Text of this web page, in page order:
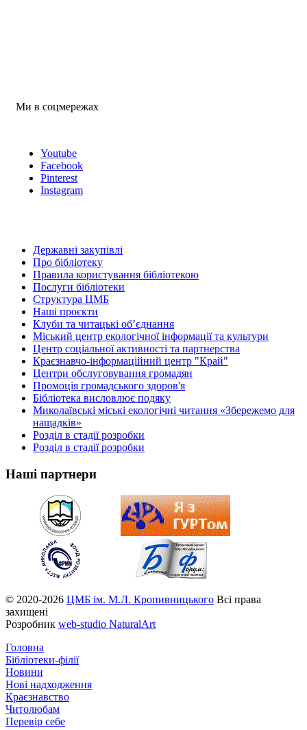
Ми в соцмережах
Youtube
Facebook
Pinterest
Instagram
Державні закупівлі
Про бібліотеку
Правила користування бібліотекою
Послуги бібліотеки
Структура ЦМБ
Наші проєкти
Клуби та читацькі об’єднання
Міський центр екологічної інформації та культури
Центр соціальної активності та партнерства
Краєзнавчо-інформаційний центр "Край"
Центри обслуговування громадян
Промоція громадського здоров'я
Бібліотека висловлює подяку
Миколаївські міські екологічні читання «Збережемо для
нащадків»
Розділ в стадії розробки
Розділ в стадії розробки
Наші партнери
© 2020-2026 ЦМБ ім. М.Л. Кропивницького Всі права
захищені
Розробник web-studio NaturalArt
Головна
Бібліотеки-філії
Новини
Нові надходження
Краєзнавство
Читолюбам
Перевір себе